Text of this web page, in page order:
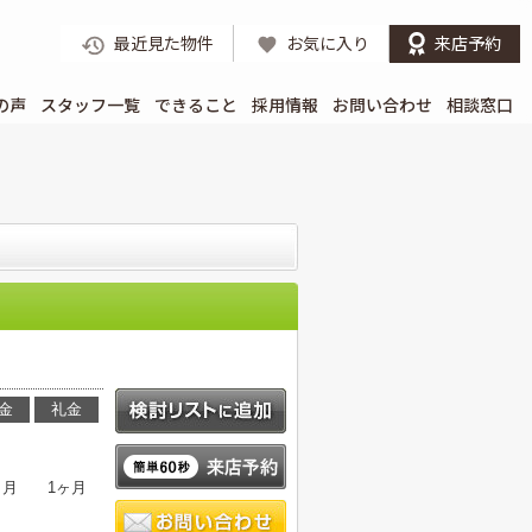
最近見た物件 お気に入り 来店予約
声 スタッフ一覧 できること 採用情報 お問い合わせ 相談窓口
礼金
1ヶ月